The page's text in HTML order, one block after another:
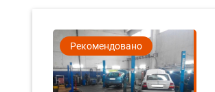
Рекомендовано